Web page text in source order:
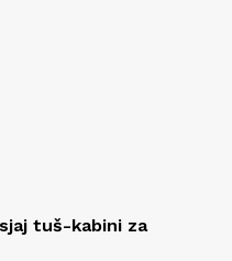
tuš-kabini za